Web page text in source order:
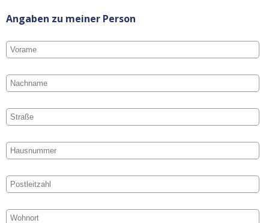
Angaben zu meiner Person